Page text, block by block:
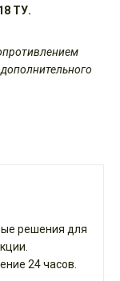
ТУ.
решения для
24 часов.